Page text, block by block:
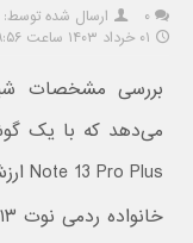
۰
ارسال شده توسط:
۰۱ خرداد ۱۴۰۳ ساعت ۱۹:۵۶
Note 13 Pro Plus ارزش خرید دارد؟